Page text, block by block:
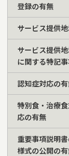
登録の有無
サービス提供
サービス提供
に関する特記
認知症対応の
特別食・治療
応の有無
重要事項説明
様式の公開の